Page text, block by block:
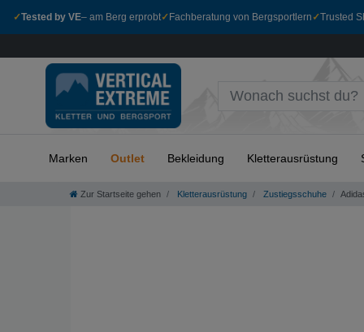
✓Tested by VE– am Berg erprobt✓ Fachberatung von Bergsportlern ✓Trusted
Marken Outlet Bekleidung Kletterausrüstung
Zur Startseite gehen Kletterausrüstung Zustiegsschuhe